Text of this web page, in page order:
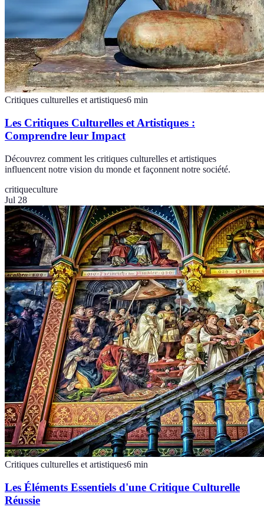
Critiques culturelles et artistiques6 min
Les Critiques Culturelles et Artistiques :
Comprendre leur Impact
Découvrez comment les critiques culturelles et artistiques
influencent notre vision du monde et façonnent notre société.
critiqueculture
Jul 28
Critiques culturelles et artistiques6 min
Les Éléments Essentiels d'une Critique Culturelle
Réussie